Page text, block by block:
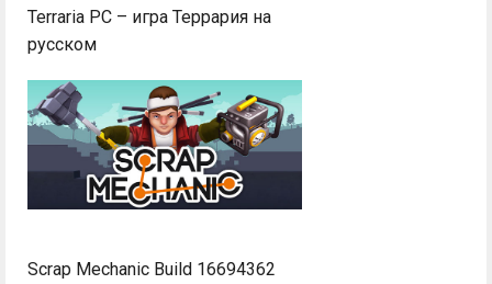
Terraria PC – игра Террария на
русском
Scrap Mechanic Build 16694362